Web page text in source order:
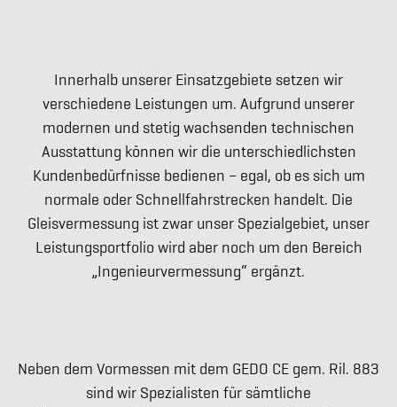
Innerhalb unserer Einsatzgebiete setzen wir
verschiedene Leistungen um. Aufgrund unserer
modernen und stetig wachsenden technischen
Ausstattung können wir die unterschiedlichsten
Kundenbedürfnisse bedienen – egal, ob es sich um
normale oder Schnellfahrstrecken handelt. Die
Gleisvermessung ist zwar unser Spezialgebiet, unser
Leistungsportfolio wird aber noch um den Bereich
„Ingenieurvermessung“ ergänzt.
Neben dem Vormessen mit dem GEDO CE gem. Ril. 883
sind wir Spezialisten für sämtliche